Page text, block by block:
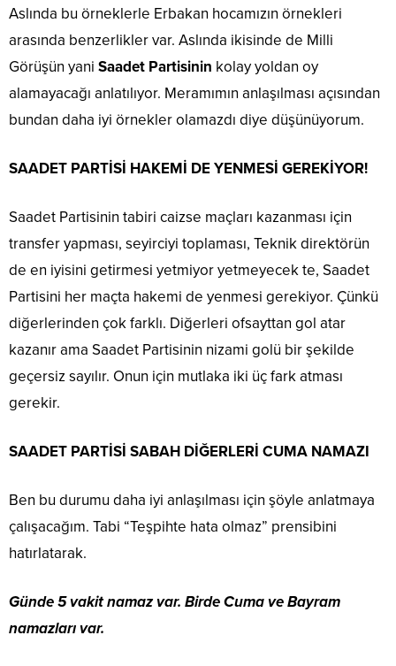
Aslında bu örneklerle Erbakan hocamızın örnekleri
arasında benzerlikler var. Aslında ikisinde de Milli
Görüşün yani Saadet Partisinin kolay yoldan oy
alamayacağı anlatılıyor. Meramımın anlaşılması açısından
bundan daha iyi örnekler olamazdı diye düşünüyorum.
SAADET PARTİSİ HAKEMİ DE YENMESİ GEREKİYOR!
Saadet Partisinin tabiri caizse maçları kazanması için
transfer yapması, seyirciyi toplaması, Teknik direktörün
de en iyisini getirmesi yetmiyor yetmeyecek te, Saadet
Partisini her maçta hakemi de yenmesi gerekiyor. Çünkü
diğerlerinden çok farklı. Diğerleri ofsayttan gol atar
kazanır ama Saadet Partisinin nizami golü bir şekilde
geçersiz sayılır. Onun için mutlaka iki üç fark atması
gerekir.
SAADET PARTİSİ SABAH DİĞERLERİ CUMA NAMAZI
Ben bu durumu daha iyi anlaşılması için şöyle anlatmaya
çalışacağım. Tabi “Teşpihte hata olmaz” prensibini
hatırlatarak.
Günde 5 vakit namaz var. Birde Cuma ve Bayram
namazları var.